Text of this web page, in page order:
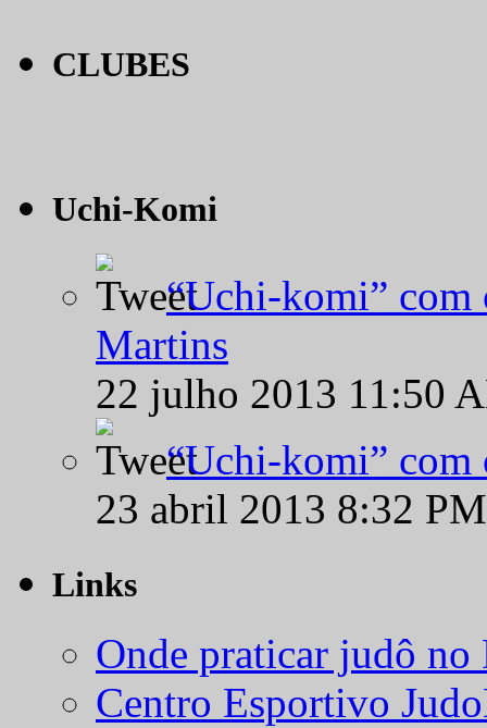
CLUBES
Uchi-Komi
“Uchi-komi” com
Martins
22 julho 2013 11:50
“Uchi-komi” com
23 abril 2013 8:32
Links
Onde praticar judô
Centro Esportivo